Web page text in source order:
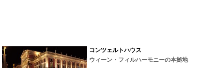
コンツェルトハウス
ウィーン・フィルハーモニーの本拠地